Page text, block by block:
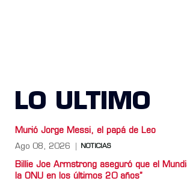
LO ULTIMO
Murió Jorge Messi, el papá de Leo
Ago 08, 2026 NOTICIAS
Billie Joe Armstrong aseguró que el
la ONU en los últimos 20 años”